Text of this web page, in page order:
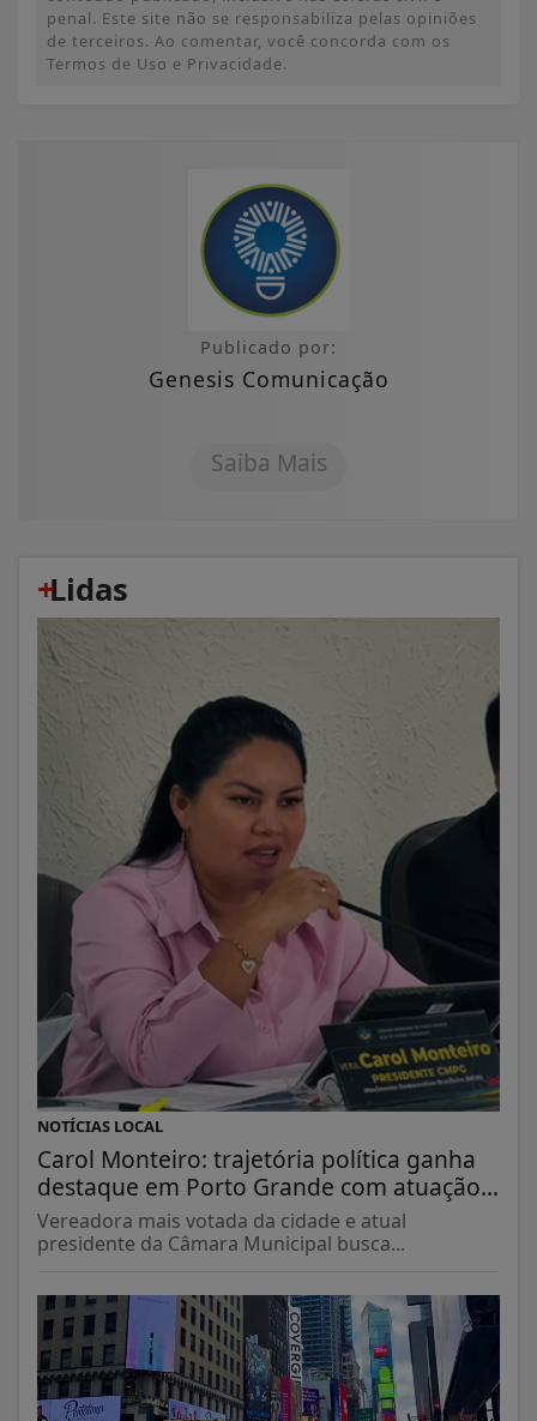
penal. Este site não se responsabiliza pelas opiniões
de terceiros. Ao comentar, você concorda com os
Termos de Uso e Privacidade.
Publicado por:
Genesis Comunicação
Saiba Mais
+
Lidas
NOTÍCIAS LOCAL
Carol Monteiro: trajetória política ganha
destaque em Porto Grande com atuação...
Vereadora mais votada da cidade e atual
presidente da Câmara Municipal busca...